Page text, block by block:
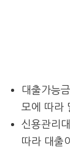
대출가능
모에 따라
신용관리
따라 대출